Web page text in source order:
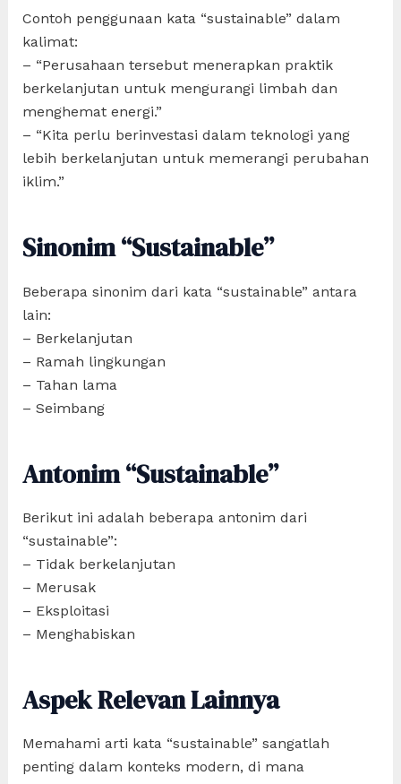
Contoh penggunaan kata “sustainable” dalam
kalimat:
– “Perusahaan tersebut menerapkan praktik
berkelanjutan untuk mengurangi limbah dan
menghemat energi.”
– “Kita perlu berinvestasi dalam teknologi yang
lebih berkelanjutan untuk memerangi perubahan
iklim.”
Sinonim “Sustainable”
Beberapa sinonim dari kata “sustainable” antara
lain:
– Berkelanjutan
– Ramah lingkungan
– Tahan lama
– Seimbang
Antonim “Sustainable”
Berikut ini adalah beberapa antonim dari
“sustainable”:
– Tidak berkelanjutan
– Merusak
– Eksploitasi
– Menghabiskan
Aspek Relevan Lainnya
Memahami arti kata “sustainable” sangatlah
penting dalam konteks modern, di mana